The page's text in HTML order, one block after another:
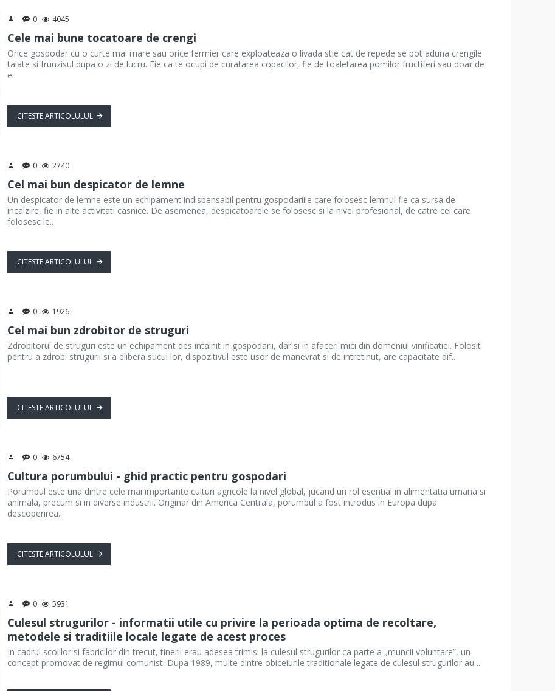
0 4045
Cele mai bune tocatoare de crengi
Orice gospodar cu o curte mai mare sau orice fermier care exploateaza o livada stie cat de repede se pot aduna crengile
taiate si frunzisul dupa o zi de lucru. Fie ca te ocupi de curatarea copacilor, fie de toaletarea pomilor fructiferi sau doar de
e..
CITESTE ARTICOLULUL
0 2740
Cel mai bun despicator de lemne
Un despicator de lemne este un echipament indispensabil pentru gospodariile care folosesc lemnul fie ca sursa de
incalzire, fie in alte activitati casnice. De asemenea, despicatoarele se folosesc si la nivel profesional, de catre cei care
folosesc le..
CITESTE ARTICOLULUL
0 1926
Cel mai bun zdrobitor de struguri
Zdrobitorul de struguri este un echipament des intalnit in gospodarii, dar si in afaceri mici din domeniul vinificatiei. Folosit
pentru a zdrobi strugurii si a elibera sucul lor, dispozitivul este usor de manevrat si de intretinut, are capacitate dif..
CITESTE ARTICOLULUL
0 6754
Cultura porumbului - ghid practic pentru gospodari
Porumbul este una dintre cele mai importante culturi agricole la nivel global, jucand un rol esential in alimentatia umana si
animala, precum si in diverse industrii. Originar din America Centrala, porumbul a fost introdus in Europa dupa
descoperirea..
CITESTE ARTICOLULUL
0 5931
Culesul strugurilor - informatii utile cu privire la perioada optima de recoltare,
metodele si traditiile locale legate de acest proces
In cadrul scolilor si fabricilor din trecut, tinerii erau adesea trimisi la culesul strugurilor ca parte a „muncii voluntare”, un
concept promovat de regimul comunist. Dupa 1989, multe dintre obiceiurile traditionale legate de culesul strugurilor au ..